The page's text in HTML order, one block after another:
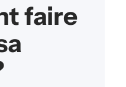
faire